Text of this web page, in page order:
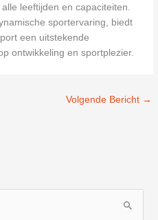
leeftijden en capaciteiten.
sportervaring, biedt
een uitstekende
ontwikkeling en sportplezier.
Volgende Bericht →